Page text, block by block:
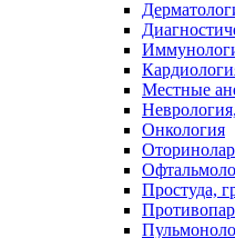
Местные
Онкология
Простуда,